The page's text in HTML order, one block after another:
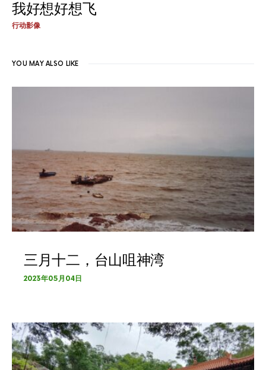
我好想好想飞
行动影像
YOU MAY ALSO LIKE
三月十二，台山咀神湾
2023年05月04日